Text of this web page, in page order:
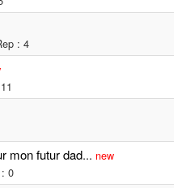
: 4
mon futur dad... new
0